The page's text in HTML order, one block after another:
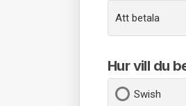
Att betala
Hur vill du
Swish